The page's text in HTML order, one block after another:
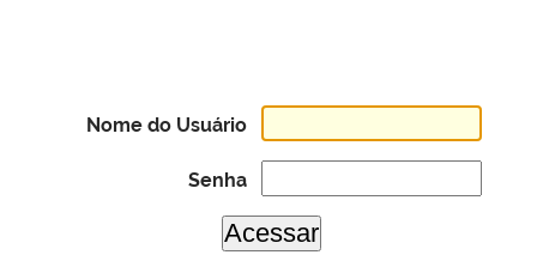
Nome do Usuário
Senha